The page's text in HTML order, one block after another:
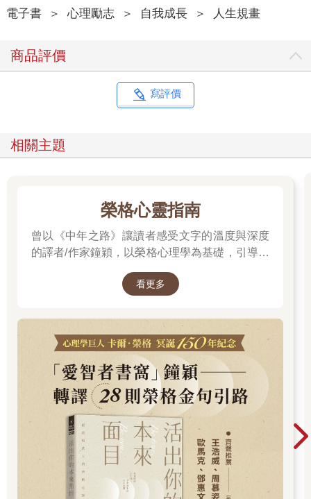
電子書 ＞ 心理勵志 ＞ 自我成長 ＞ 人生規畫
商品評價
寫評價
相關主題
榮格心靈指南
曾以《中年之路》讓讀者感受文字的溫度與深度
的譯者/作家鐘穎，以榮格心理學為基礎，引導你
間，你是否忘了真正的自己？文字溫柔卻不逃避
的自己……想知道如何開始這段心靈旅程嗎？
看更多